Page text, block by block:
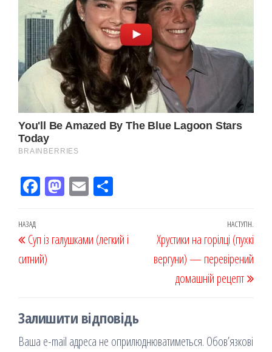
Fac
k
M
on
Em
ис
Навігація
записів
Попередній
запис
НАЗАД
Суп із галушками (легкий і
ситний)
НАСТУПН.
Хрустики на горілці (пухкі
вергуни) — перевірений
домашній рецепт
Залишити відповідь
Ваша e-mail адреса не оприлюднюватиметься. Обов’язкові